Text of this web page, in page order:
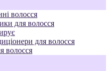
волосся
для волосся
для волосся
волосся